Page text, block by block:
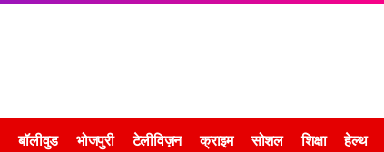
बॉलीवुड भोजपुरी टेलीविज़न क्राइम सोशल शिक्षा हेल्थ